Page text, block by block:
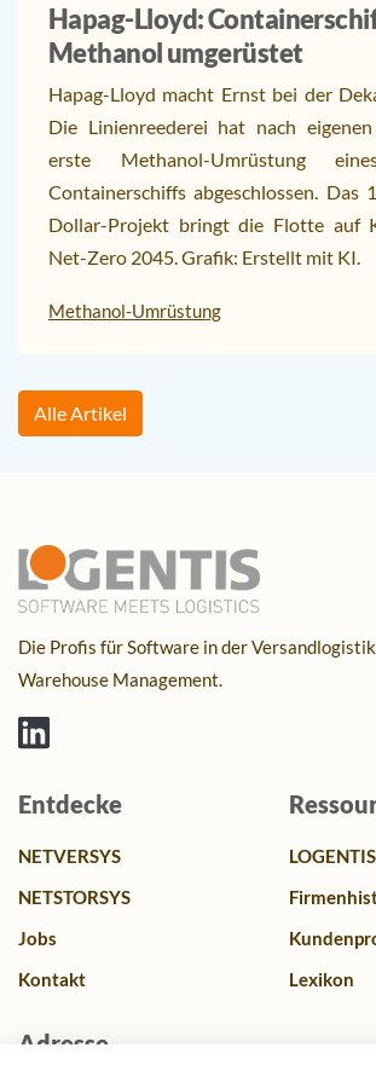
Hapag-Lloyd:
Methanol umgerüstet
Hapag-Lloyd macht Ernst bei der
Die Linienreederei hat nach
erste Methanol-Umrüstung
Containerschiffs abgeschlossen. Das
Dollar-Projekt bringt die Flotte auf
Net-Zero 2045. Grafik: Erstellt mit KI.
Methanol-Umrüstung
Alle Artikel
Die Profis für Software in der
Warehouse Management.
Entdecke
NETVERSYS
NETSTORSYS
Jobs
Kontakt
Lexikon
Adresse